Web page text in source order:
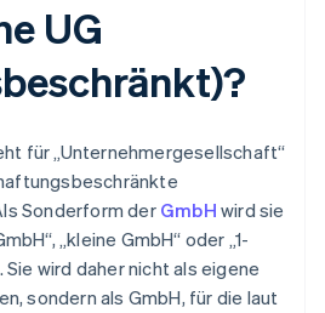
UG
für „Unternehmergesellschaft“
Sonderform der GmbH wird sie
„kleine GmbH“ oder „1-
Sie wird daher nicht als eigene
sondern als GmbH, für die laut